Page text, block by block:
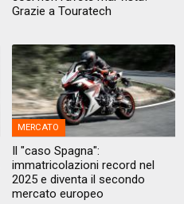
Grazie a Touratech
MERCATO
Il "caso Spagna":
immatricolazioni record nel
2025 e diventa il secondo
mercato europeo